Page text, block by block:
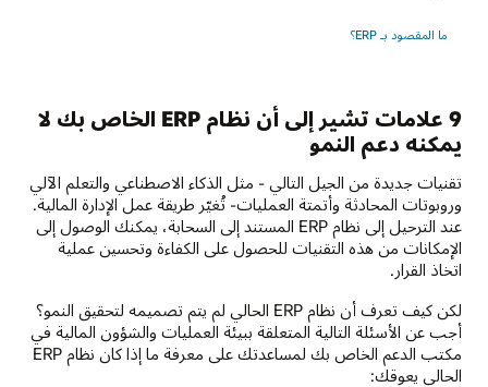
ما المقصود بـ ERP؟
9 علامات تشير إلى أن نظام ERP الخاص بك لا
يمكنه دعم النمو
تقنيات جديدة من الجيل التالي - مثل الذكاء الاصطناعي والتعلم الآلي
وروبوتات المحادثة وأتمتة العمليات- تُغيّر طريقة عمل الإدارة المالية.
عند الترحيل إلى نظام ERP المستند إلى السحابة، يمكنك الوصول إلى
الإمكانات من هذه التقنيات للحصول على الكفاءة وتحسين عملية
اتخاذ القرار.
لكن كيف تعرف أن نظام ERP الحالي لم يتم تصميمه لتحقيق النمو؟
أجب عن الأسئلة التالية المتعلقة ببيئة العمليات والشؤون المالية في
مكتب الدعم الخاص بك لمساعدتك على معرفة ما إذا كان نظام ERP
الحالي يعوقك: